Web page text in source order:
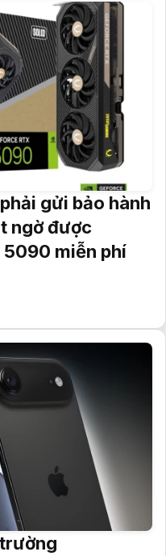
gửi bảo hành
ngờ được
5090 miễn phí